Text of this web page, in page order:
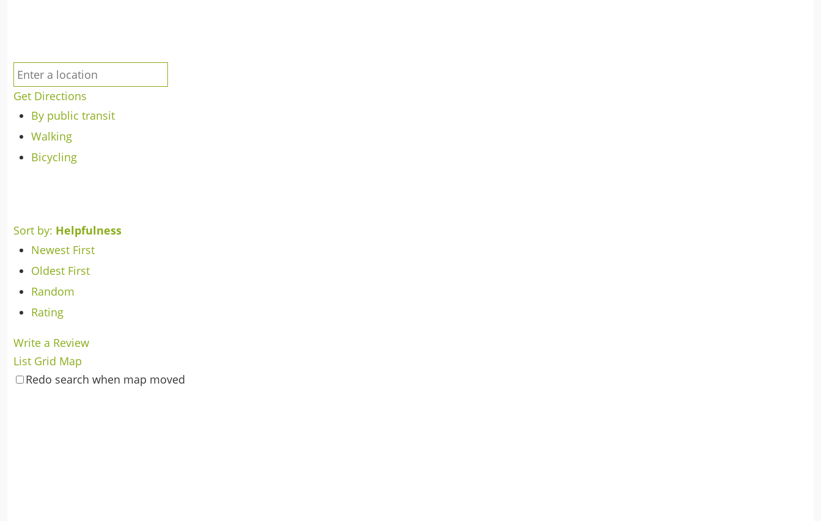
Get Directions
By public transit
Walking
Bicycling
Sort by: Helpfulness
Newest First
Oldest First
Random
Rating
Write a Review
List Grid Map
Redo search when map moved